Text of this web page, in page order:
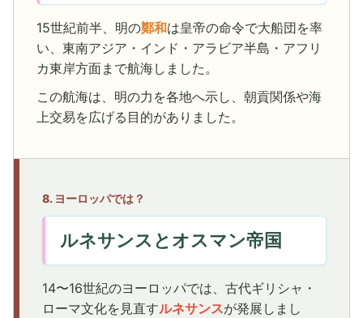
15世紀前半、明の鄭和は皇帝の命令で大船団を率
い、東南アジア・インド・アラビア半島・アフリ
カ東岸方面まで航海しました。
この航海は、明の力を各地へ示し、朝貢関係や海
上交易を広げる目的がありました。
8. ヨーロッパでは？
ルネサンスとオスマン帝国
14〜16世紀のヨーロッパでは、古代ギリシャ・
ローマ文化を見直すルネサンスが発展しまし